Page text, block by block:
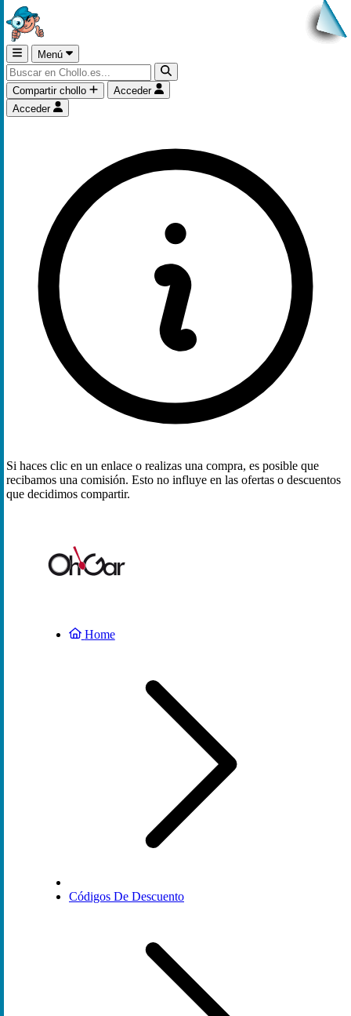
Menú
Compartir chollo
Acceder
Acceder
Si haces clic en un enlace o realizas una compra, es posible que
recibamos una comisión. Esto no influye en las ofertas o descuentos
que decidimos compartir.
Home
Códigos De Descuento